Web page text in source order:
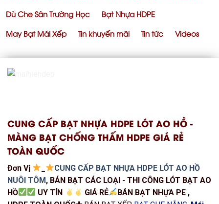
Dù Che Sân Trường Học
Bạt Nhựa HDPE
May Bạt Mái Xếp
Tin khuyến mãi Tin tức Videos
CUNG CẤP BẠT NHỰA HDPE LÓT AO HỒ -
MÀNG BẠT CHỐNG THẤM HDPE GIÁ RẺ
TOÀN QUỐC
Đơn Vị
CUNG CẤP BẠT NHỰA HDPE LÓT AO HỒ
NUÔI TÔM, BÁN BẠT CÁC LOẠI - THI CÔNG LÓT BẠT AO
HỒ
UY TÍN GIÁ RẺ
BÁN BẠT NHỰA PE ,